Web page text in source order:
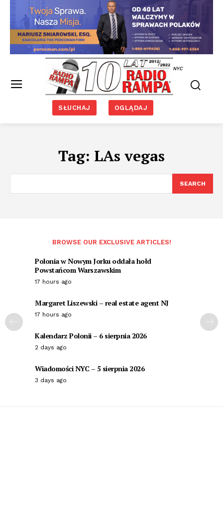
NYC
SŁUCHAJ OGLĄDAJ
Tag: LAs vegas
SEARCH
BROWSE OUR EXCLUSIVE ARTICLES!
Polonia w Nowym Jorku oddała hołd
Powstańcom Warszawskim
17 hours ago
Margaret Liszewski – real estate agent NJ
17 hours ago
Kalendarz Polonii – 6 sierpnia 2026
2 days ago
Wiadomości NYC – 5 sierpnia 2026
3 days ago